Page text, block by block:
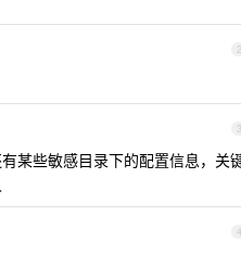
2
3
某些敏感目录下的配置信息，关
4